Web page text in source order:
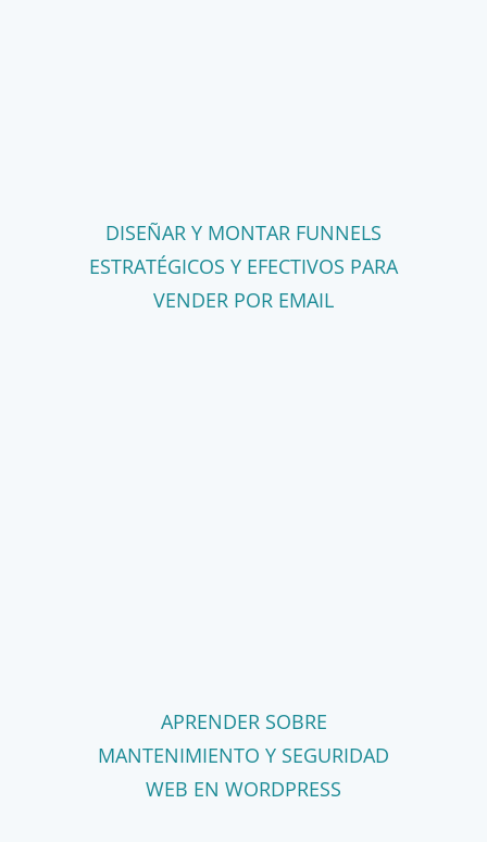
DISEÑAR Y MONTAR FUNNELS
ESTRATÉGICOS Y EFECTIVOS PARA
VENDER POR EMAIL
APRENDER SOBRE
MANTENIMIENTO Y SEGURIDAD
WEB EN WORDPRESS